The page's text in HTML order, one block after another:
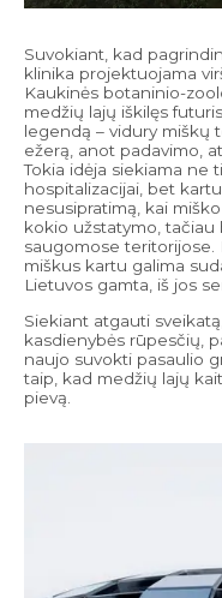
Suvokiant, kad
klinika projektuojama
Kaukinės botaninio-
medžių lajų iškilęs
legendą – vidury miškų
ežerą, anot padavimo,
Tokia idėja siekiama ne
hospitalizacijai, bet
nesusipratimą, kai
kokio užstatymo,
saugomose
miškus kartu galima
Lietuvos gamta, iš jos
Siekiant atgauti
kasdienybės rūpesčių,
naujo suvokti pasaulio
taip, kad medžių lajų
pievą.